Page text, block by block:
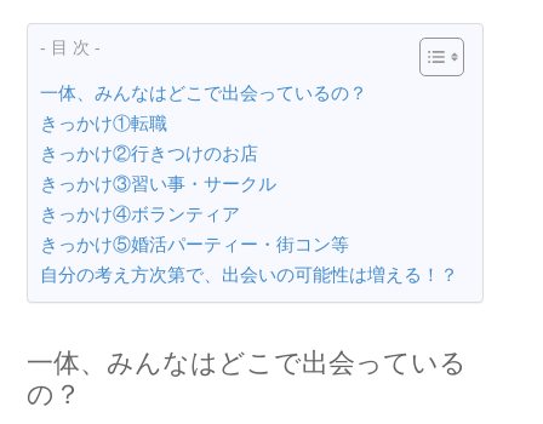
- 目 次 -
一体、みんなはどこで出会っているの？
きっかけ①転職
きっかけ②行きつけのお店
きっかけ③習い事・サークル
きっかけ④ボランティア
きっかけ⑤婚活パーティー・街コン等
自分の考え方次第で、出会いの可能性は増える！？
一体、みんなはどこで出会っている
の？